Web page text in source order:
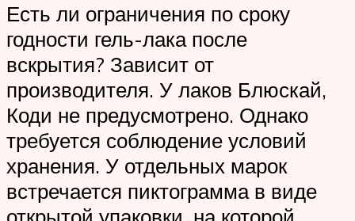
Есть ли ограничения по сроку
годности гель-лака после
вскрытия? Зависит от
производителя. У лаков Блюскай,
Коди не предусмотрено. Однако
требуется соблюдение условий
хранения. У отдельных марок
встречается пиктограмма в виде